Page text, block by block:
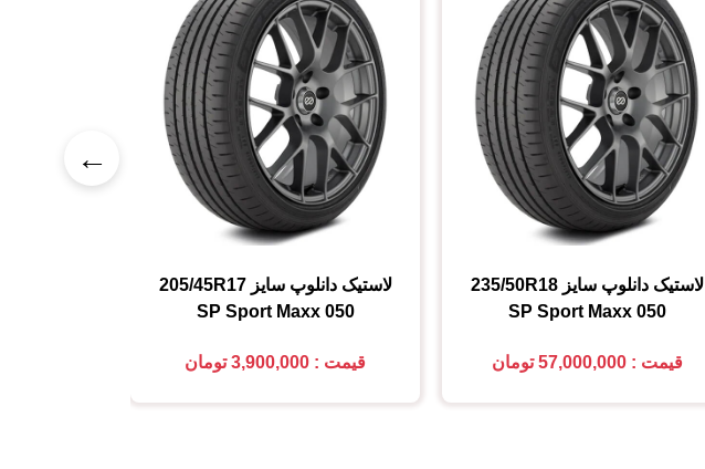
←
لاستیک دانلوپسایز235/50R18
SP Sport Maxx 050
قیمت : 57,000,000 تومان
لاستیک دانلوپسایز205/45R17
SP Sport Maxx 050
قیمت : 3,900,000 تومان